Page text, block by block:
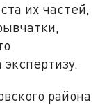
их частей,
района